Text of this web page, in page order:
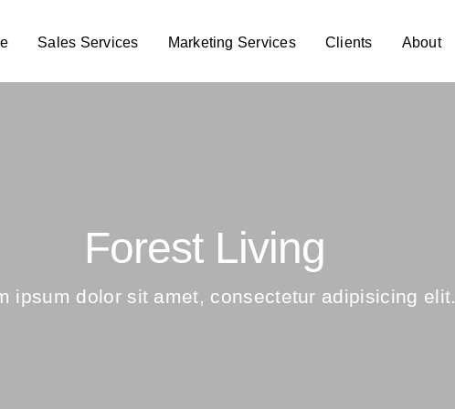
Sales Services Marketing Services Clients About
Forest Living
ipsum dolor sit amet, consectetur adipisicing elit.